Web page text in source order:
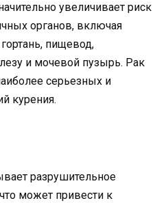
увеличивает риск
органов, включая
пищевод,
и мочевой пузырь. Рак
серьезных и
курения.
разрушительное
может привести к